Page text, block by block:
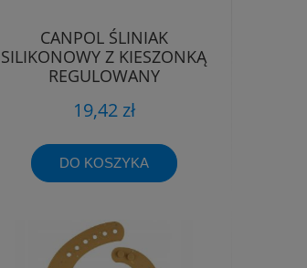
CANPOL ŚLINIAK
SILIKONOWY Z KIESZONKĄ
REGULOWANY
19,42 zł
DO KOSZYKA